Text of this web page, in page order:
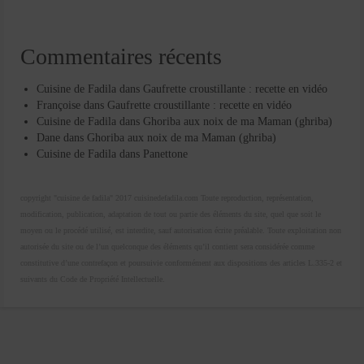
Commentaires récents
Cuisine de Fadila dans Gaufrette croustillante : recette en vidéo
Françoise dans Gaufrette croustillante : recette en vidéo
Cuisine de Fadila dans Ghoriba aux noix de ma Maman (ghriba)
Dane dans Ghoriba aux noix de ma Maman (ghriba)
Cuisine de Fadila dans Panettone